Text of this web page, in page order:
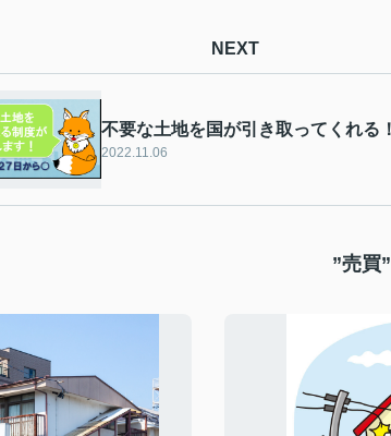
NEXT
不要な土地を国が引き取ってくれる
2022.11.06
”売買